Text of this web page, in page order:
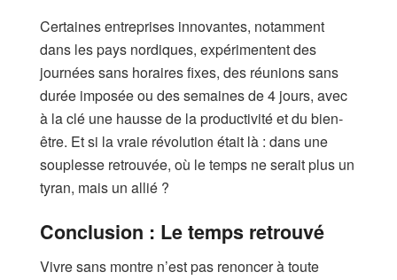
Certaines entreprises innovantes, notamment
dans les pays nordiques, expérimentent des
journées sans horaires fixes, des réunions sans
durée imposée ou des semaines de 4 jours, avec
à la clé une hausse de la productivité et du bien-
être. Et si la vraie révolution était là : dans une
souplesse retrouvée, où le temps ne serait plus un
tyran, mais un allié ?
Conclusion : Le temps retrouvé
Vivre sans montre n’est pas renoncer à toute